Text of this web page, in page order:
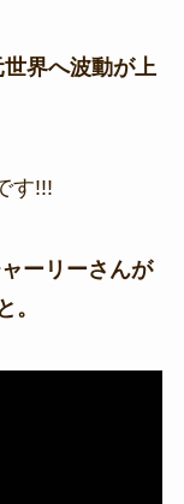
界へ波動が上
す!!!
ーリーさんが
。